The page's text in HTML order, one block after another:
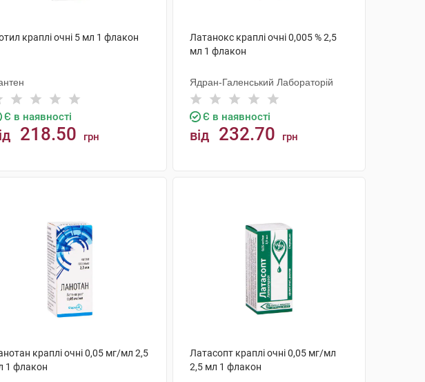
краплі очні 5 мл 1 флакон
Є в наявності
218.50 грн
Латанокс краплі очні 0,005 % 2,5
мл 1 флакон
Ядран-Галенський Лабораторій
Є в наявності
від 232.70 грн
краплі очні 0,05 мг/мл 2,5
1 флакон
Латасопт краплі очні 0,05 мг/мл
2,5 мл 1 флакон